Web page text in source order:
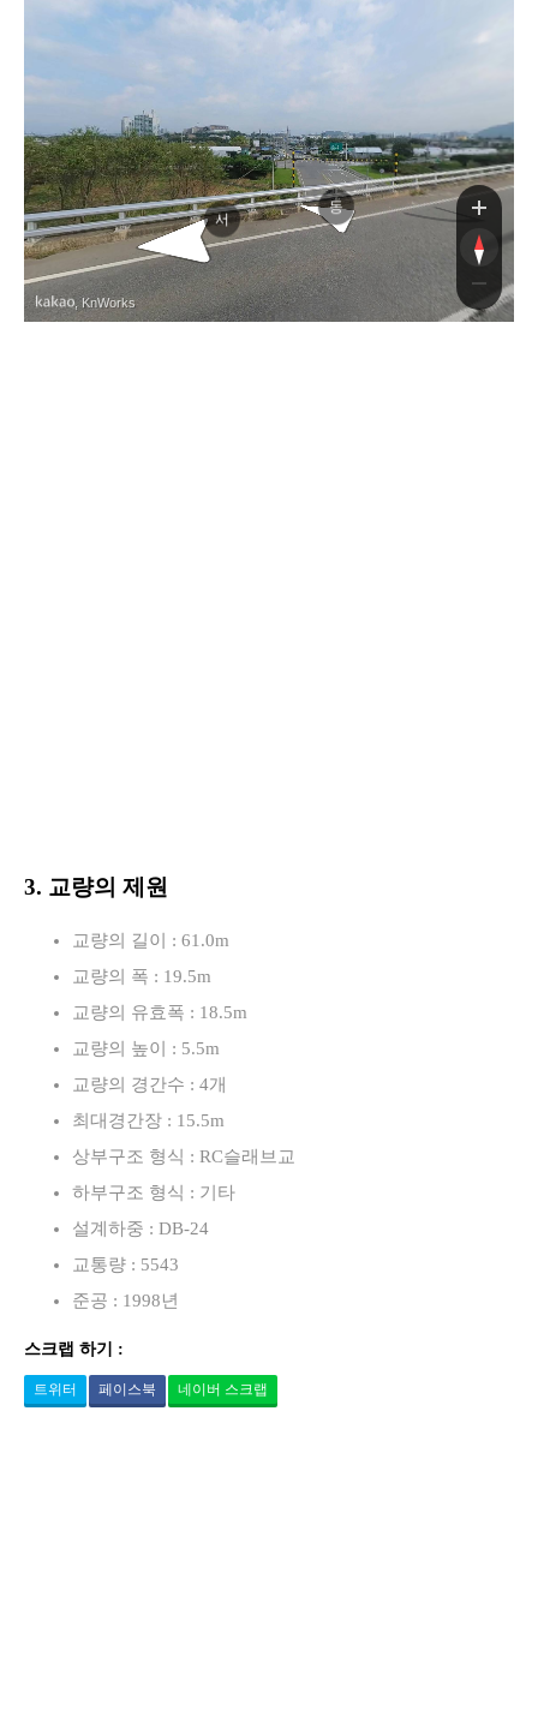
서
동
, KnWorks
3. 교량의 제원
교량의 길이 : 61.0m
교량의 폭 : 19.5m
교량의 유효폭 : 18.5m
교량의 높이 : 5.5m
교량의 경간수 : 4개
최대경간장 : 15.5m
상부구조 형식 : RC슬래브교
하부구조 형식 : 기타
설계하중 : DB-24
교통량 : 5543
준공 : 1998년
스크랩 하기 :
트위터 페이스북 네이버 스크랩